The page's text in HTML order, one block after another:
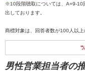
※10段階聴取については、A=9-10
出しております。
商標対象は、回答者数が100人以上
男性営業担当者の